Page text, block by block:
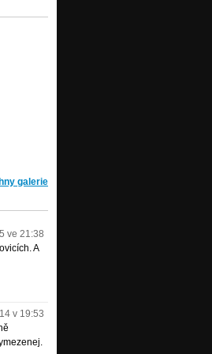
galerie
ve 21:38
A
v 19:53